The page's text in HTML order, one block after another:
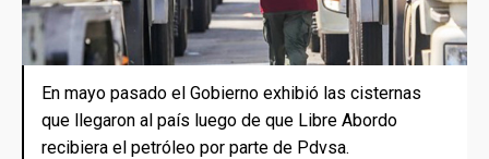
En mayo pasado el Gobierno exhibió las cisternas
que llegaron al país luego de que Libre Abordo
recibiera el petróleo por parte de Pdvsa.
En mayo pasado el Gobierno exhibió las cisternas
que llegaron al país luego de que Libre Abordo
recibiera el petróleo por parte de Pdvsa.